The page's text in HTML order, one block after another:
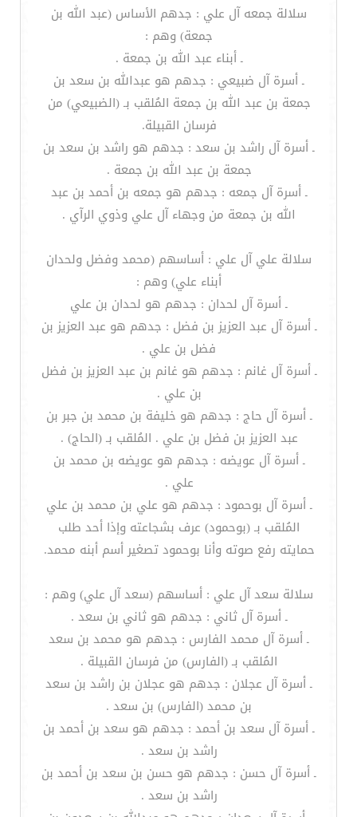
سلالة جمعه آل علي : جدهم الأساس (عبد الله بن
جمعة) وهم :
ـ أبناء عبد الله بن جمعة .
ـ أسرة آل ضبيعي : جدهم هو عبدالله بن سعد بن
جمعة بن عبد الله بن جمعة المُلقب بـ (الضبيعي) من
فرسان القبيلة.
ـ أسرة آل راشد بن سعد : جدهم هو راشد بن سعد بن
جمعة بن عبد الله بن جمعة .
ـ أسرة آل جمعه : جدهم هو جمعه بن أحمد بن عبد
الله بن جمعة من وجهاء آل علي وذوي الرآي .
سلالة علي آل علي : أساسهم (محمد وفضل ولحدان
أبناء علي) وهم :
ـ أسرة آل لحدان : جدهم هو لحدان بن علي
ـ أسرة آل عبد العزيز بن فضل : جدهم هو عبد العزيز بن
فضل بن علي .
ـ أسرة آل غانم : جدهم هو غانم بن عبد العزيز بن فضل
بن علي .
ـ أسرة آل حاج : جدهم هو خليفة بن محمد بن جبر بن
عبد العزيز بن فضل بن علي . المُلقب بـ (الحاج) .
ـ أسرة آل عويضه : جدهم هو عويضه بن محمد بن
علي .
ـ أسرة آل بوحمود : جدهم هو علي بن محمد بن علي
المُلقب بـ (بوحمود) عرف بشجاعته وإذا أحد طلب
حمايته رفع صوته وأنا بوحمود تصغير أسم أبنه محمد.
سلالة سعد آل علي : أساسهم (سعد آل علي) وهم :
ـ أسرة آل ثاني : جدهم هو ثاني بن سعد .
ـ أسرة آل محمد الفارس : جدهم هو محمد بن سعد
المُلقب بـ (الفارس) من فرسان القبيلة .
ـ أسرة آل عجلان : جدهم هو عجلان بن راشد بن سعد
بن محمد (الفارس) بن سعد .
ـ أسرة آل سعد بن أحمد : جدهم هو سعد بن أحمد بن
راشد بن سعد .
ـ أسرة آل حسن : جدهم هو حسن بن سعد بن أحمد بن
راشد بن سعد .